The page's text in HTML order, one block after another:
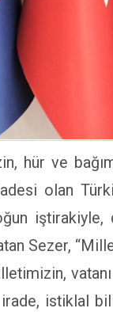
hür ve
olan
Sezer,
istiklal